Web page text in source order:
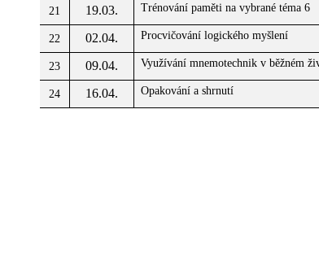
21 19.03. Trénování paměti na vybrané téma 6
22 02.04. Procvičování logického myšlení
23 09.04. Využívání mnemotechnik v běžném
24 16.04. Opakování a shrnutí